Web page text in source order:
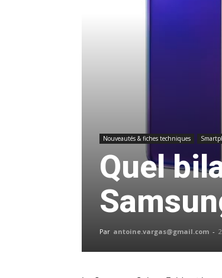
Nouveautés & fiches techniques
Quel
Par antoine.vargas@gmail.com -